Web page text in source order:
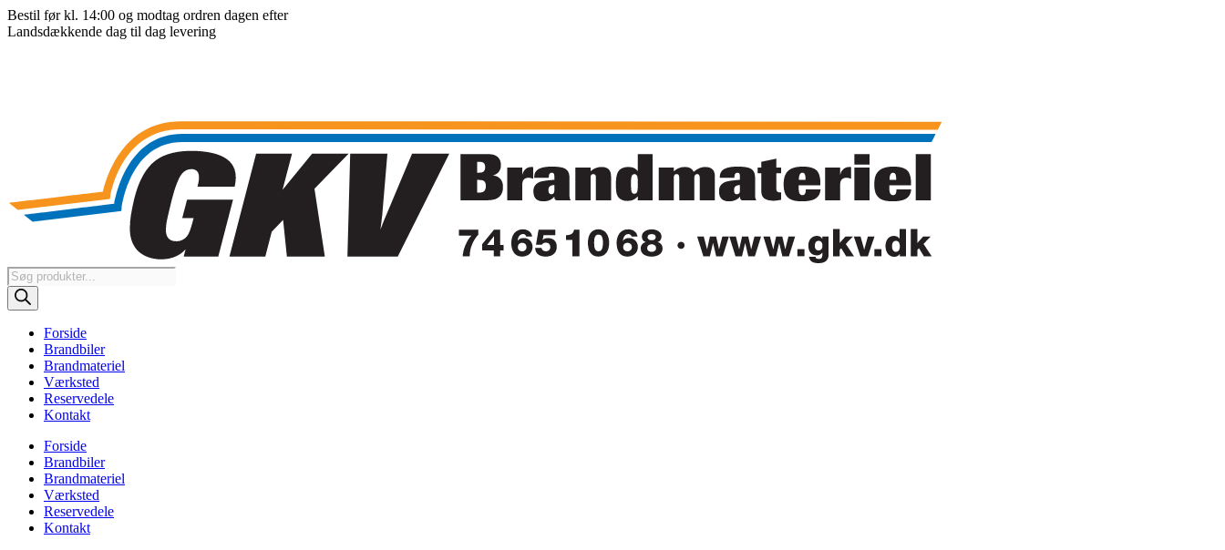
Videre
til
Bestil før kl. 14:00 og modtag ordren dagen efter
Landsdækkende dag til dag levering
Products
search
Forside
Brandbiler
Brandmateriel
Værksted
Reservedele
Kontakt
Forside
Brandbiler
Brandmateriel
Værksted
Reservedele
Kontakt